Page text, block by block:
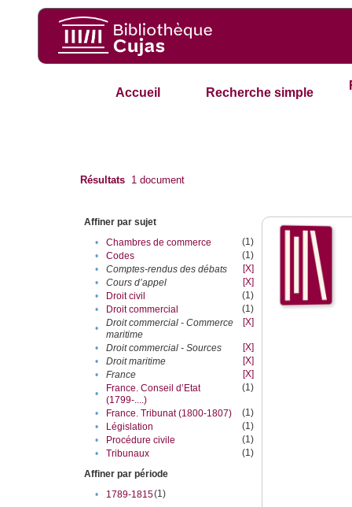
Accueil Recherche simple
Résultats 1 document
Affiner par sujet
•
Chambres de commerce
(1)
•
Codes
(1)
•
Comptes-rendus des débats
[X]
•
Cours d’appel
[X]
•
Droit civil
(1)
•
Droit commercial
(1)
•
Droit commercial - Commerce
maritime
[X]
• Droit commercial - Sources
[X]
•
Droit maritime
[X]
•
France
[X]
•
France. Conseil d’Etat
(1799-....)
(1)
• France. Tribunat (1800-1807)
(1)
•
Législation
(1)
•
Procédure civile
(1)
•
Tribunaux
(1)
Affiner par période
•
1789-1815(1)